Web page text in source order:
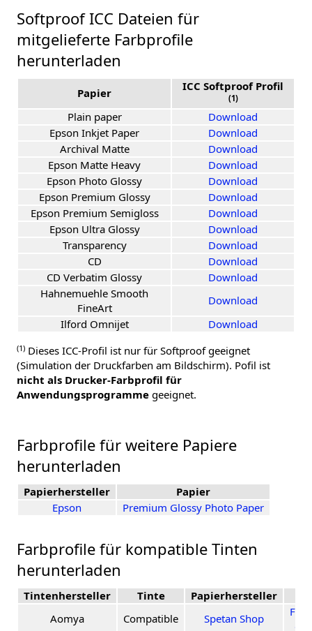
Softproof ICC Dateien für
mitgelieferte Farbprofile
herunterladen
Papier ICC Softproof Profil
(1)
Plain paper
Download
Epson Inkjet Paper
Download
Archival Matte
Download
Epson Matte Heavy
Download
Epson Photo Glossy
Download
Epson Premium Glossy
Download
Epson Premium Semigloss
Download
Epson Ultra Glossy
Download
Transparency
Download
CD
Download
CD Verbatim Glossy
Download
Hahnemuehle Smooth
FineArt
Download
Ilford Omnijet
Download
(1) Dieses ICC-Profil ist nur für Softproof geeignet
(Simulation der Druckfarben am Bildschirm). Pofil ist
nicht als Drucker-Farbprofil für
Anwendungsprogramme geeignet.
Farbprofile für weitere Papiere
herunterladen
Papierhersteller
Papier
Epson
Premium Glossy Photo Paper
Farbprofile für kompatible Tinten
herunterladen
Tintenhersteller Tinte Papierhersteller
Aomya
Compatible Spetan Shop